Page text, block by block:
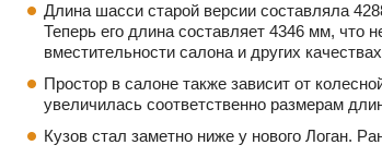
Длина шасси старой версии составляла
Теперь его длина составляет 4346 мм, что
вместительности салона и других
Простор в салоне также зависит от
увеличилась соответственно размерам
Кузов стал заметно ниже у нового Логан.